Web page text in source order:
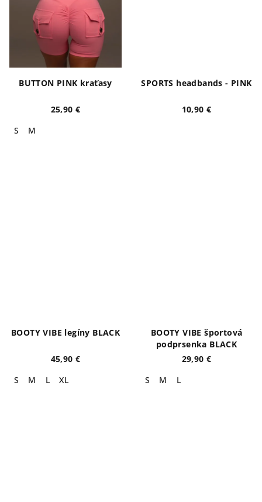
BUTTON PINK kraťasy
25,90 €
S
M
SPORTS headbands - PINK
10,90 €
BOOTY VIBE legíny BLACK
45,90 €
S
M L XL
BOOTY VIBE športová
podprsenka BLACK
29,90 €
S
M L